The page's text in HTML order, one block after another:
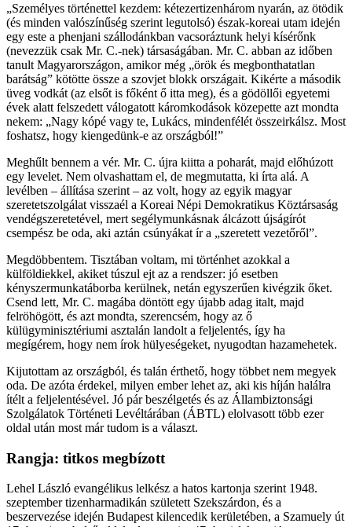
„Személyes történettel kezdem: kétezertizenhárom nyarán, az ötödik
(és minden valószínűség szerint legutolsó) észak-koreai utam idején
egy este a phenjani szállodánkban vacsoráztunk helyi kísérőnk
(nevezzük csak Mr. C.-nek) társaságában. Mr. C. abban az időben
tanult Magyarországon, amikor még „örök és megbonthatatlan
barátság” kötötte össze a szovjet blokk országait. Kikérte a második
üveg vodkát (az elsőt is főként ő itta meg), és a gödöllői egyetemi
évek alatt felszedett válogatott káromkodások közepette azt mondta
nekem: „Nagy kópé vagy te, Lukács, mindenfélét összeirkálsz. Most
foshatsz, hogy kiengedünk-e az országból!”
Meghűlt bennem a vér. Mr. C. újra kiitta a poharát, majd előhúzott
egy levelet. Nem olvashattam el, de megmutatta, ki írta alá. A
levélben – állítása szerint – az volt, hogy az egyik magyar
szeretetszolgálat visszaél a Koreai Népi Demokratikus Köztársaság
vendégszeretetével, mert segélymunkásnak álcázott újságírót
csempész be oda, aki aztán csúnyákat ír a „szeretett vezetőről”.
Megdöbbentem. Tisztában voltam, mi történhet azokkal a
külföldiekkel, akiket túszul ejt az a rendszer: jó esetben
kényszermunkatáborba kerülnek, netán egyszerűen kivégzik őket.
Csend lett, Mr. C. magába döntött egy újabb adag italt, majd
felröhögött, és azt mondta, szerencsém, hogy az ő
külügyminisztériumi asztalán landolt a feljelentés, így ha
megígérem, hogy nem írok hülyeségeket, nyugodtan hazamehetek.
Kijutottam az országból, és talán érthető, hogy többet nem megyek
oda. De azóta érdekel, milyen ember lehet az, aki kis híján halálra
ítélt a feljelentésével. Jó pár beszélgetés és az Állambiztonsági
Szolgálatok Történeti Levéltárában (ÁBTL) elolvasott több ezer
oldal után most már tudom is a választ.
Rangja: titkos megbízott
Lehel László evangélikus lelkész a hatos kartonja szerint 1948.
szeptember tizenharmadikán született Szekszárdon, és a
beszervezése idején Budapest kilencedik kerületében, a Szamuely út